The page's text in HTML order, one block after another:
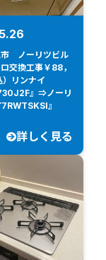
市 ノーリツビル
交換工事￥88，
リンナイ
』⇒ノーリ
』
詳しく見る